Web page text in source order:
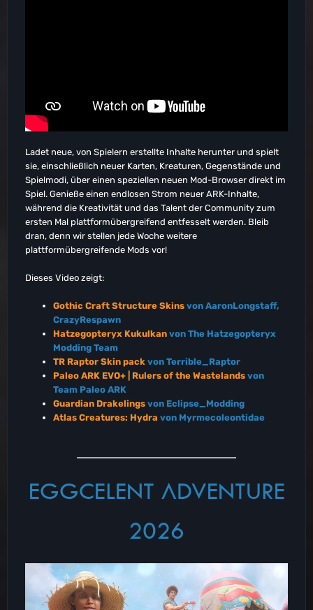
Ladet neue, von Spielern erstellte Inhalte herunter und spielt
sie, einschließlich neuer Karten, Kreaturen, Gegenstände und
Spielmodi, über einen speziellen neuen Mod-Browser direkt im
Spiel. Genieße einen endlosen Strom neuer ARK-Inhalte,
während die Kreativität und das Talent der Community zum
ersten Mal plattformübergreifend entfesselt werden. Bleib
dran, denn wir stellen jede Woche weitere
plattformübergreifende Mods vor!
Dieses Video zeigt:
Gothic Craft Structure Skins von AaronLongstaff,
CrazyRespawn
Hatzegopteryx Kukulkan von The Hatzegopteryx
Modding Team
TR Raptor Skin pack von Terrible_Raptor
Paleo ARK EVO+ | Rulers of the Wastelands von
Team Paleo ARK
Guardian Drakelings von Eclipse_Modding
Atlas Creatures: Hydra von Myrmecoleontidae
EGGCELENT ADVENTURE
2026